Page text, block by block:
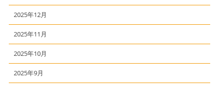
2025年12月
2025年11月
2025年10月
2025年9月